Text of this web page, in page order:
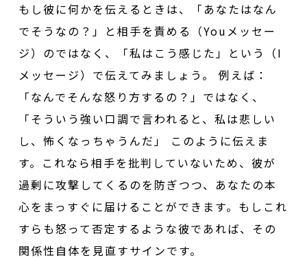
もし彼に何かを伝えるときは、「あなたはなん
でそうなの？」と相手を責める（Youメッセー
ジ）のではなく、「私はこう感じた」という（I
メッセージ）で伝えてみましょう。 例えば：
「なんでそんな怒り方するの？」ではなく、
「そういう強い口調で言われると、私は悲しい
し、怖くなっちゃうんだ」 このように伝えま
す。これなら相手を批判していないため、彼が
過剰に攻撃してくるのを防ぎつつ、あなたの本
心をまっすぐに届けることができます。もしこれ
すらも怒って否定するような彼であれば、その
関係性自体を見直すサインです。